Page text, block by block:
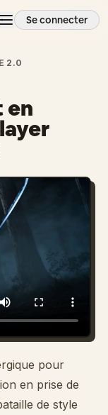
Se connecter
2.0
en
pour
en prise de
de style